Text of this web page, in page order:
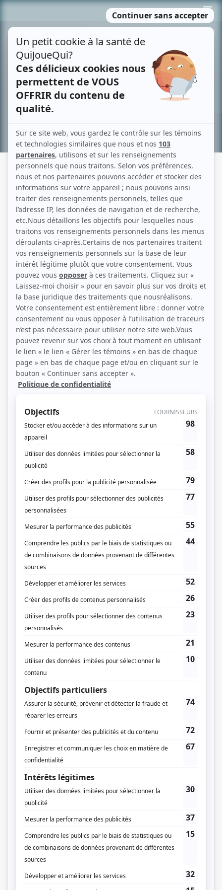
MENU
contenu
Recherche avancée »
CORMORAN
Nicole Leblanc, Raymond Legault et Mireille Thibault (Photo: Radio-Canada)
Description sommaire de l'histoire
La famille Cormoran possède une terre au bord du fleuve, dans la région du
Bas Saint-Laurent. Elle habite une imposante maison qui domine les environs.
idéologies s'affrontent et la société canadienne-française s'en ressent. Dans
le microcosme de Baie-d'Esprit, un propriétaire foncier, un commerçant
politicien, un industriel en devenir et un imprimeur-éditeur participent aux
bouleversements de l'époque. Sans trop le savoir, ils sont de gauche ou de
s'aiment, se détestent, s'allient, se combattent selon les situations
quotidiennes qu'ils sont appelés à vivre, et les pressions que la société exerce
(Source: Répertoire des séries, feuilletons et téléromans québécois, Jean-Yves
Croteau, Pierre Véronneau, Les Publications du Québec)
Liens
Genre
Téléroman
Réalisation
André Tousignant
Lise Chayer
Pierrette Villemaire
Andrée Pérusse
Pierre Gauvreau
Musique
Tony Kinsey
Compagnie de production
Diffuseur(s)
Radio-Canada
Dates de diffusion
Du 4 septembre 1990 au 6 décembre 1993
Durée et heure de diffusion
78 épisodes au total